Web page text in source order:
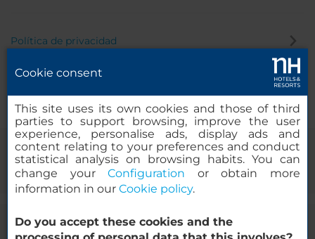
Política de privacidad
© 2000-2026 MINOR HOTELS EUROPE & AMERICAS Santa Engracia,
Cookie consent
This site uses its own cookies and those of third
parties to support browsing, improve the user
experience, personalise ads, display ads and
content relating to your preferences and conduct
statistical analysis on browsing habits. You can
change yourConfiguration or obtain more
information in our Cookie policy.
Do you accept these cookies and the